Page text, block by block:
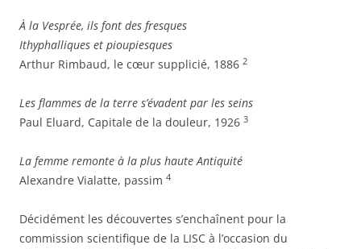
À la Vesprée, ils font des fresques
Ithyphalliques et pioupiesques
Arthur Rimbaud, le cœur supplicié, 1886 2
Les flammes de la terre s’évadent par les seins
Paul Eluard, Capitale de la douleur, 1926 3
La femme remonte à la plus haute Antiquité
Alexandre Vialatte, passim 4
Décidément les découvertes s’enchaînent pour la
commission scientifique de la LISC à l’occasion du